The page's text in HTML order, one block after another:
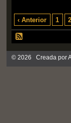
‹ Anterior 1 2
© 2026 Creada por